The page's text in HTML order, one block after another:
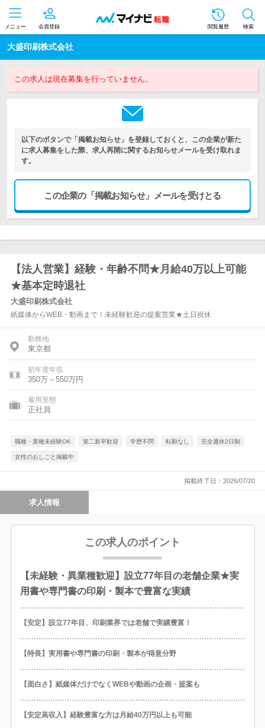
メニュー 会員登録 閲覧履歴 検索
大盛印刷株式会社
この求人は現在募集を行っていません。
以下のボタンで「掲載お知らせ」を登録しておくと、この企業が新た
に求人募集をした際、求人再開に関するお知らせメールを受け取れま
す。
この企業の「掲載お知らせ」メールを受けとる
【法人営業】経験・年齢不問★月給40万以上可能
★基本定時退社
大盛印刷株式会社
紙媒体からWEB・動画まで！未経験歓迎の提案営業★土日祝休
勤務地
東京都
初年度年収
350万～550万円
雇用形態
正社員
職種・業種未経験OK 第二新卒歓迎 学歴不問 転勤なし 完全週休2日制
女性のおしごと掲載中
掲載終了日：2026/07/20
求人情報
この求人のポイント
【未経験・異業種歓迎】設立77年目の老舗企業★実
用書や専門書の印刷・製本で豊富な実績
【安定】設立77年目、印刷業界では老舗で実績豊富！
【特長】実用書や専門書の印刷・製本が得意分野
【面白さ】紙媒体だけでなくWEBや動画の企画・提案も
【安定高収入】経験豊富な方は月給40万円以上も可能